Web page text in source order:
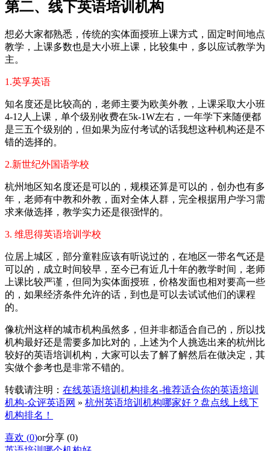
第二、线下英语培训机构
想必大家都熟悉，传统的实体面授班上课方式，固定时间地点
教学，上课多数也是大小班上课，比较集中，多以应试教学为
主。
1.英孚英语
知名度还是比较高的，老师主要为欧美外教，上课采取大小班
4-12人上课，单个级别收费在5k-1W左右，一年学下来随便都
是三五个级别的，但如果为应付考试的话我想这种机构还是不
错的选择的。
2.新世纪外国语学校
杭州地区知名度还是可以的，规模还算是可以的，创办也有多
年，老师有中教和外教，面对全体人群，完全根据用户学习需
求来做选择，教学实力还是很强悍的。
3. 维思得英语培训学校
位居上城区，部分童鞋应该有听说过的，在地区一带名气还是
可以的，成立时间较早，至今已有近几十年的教学时间，老师
上课比较严谨，但同为实体面授班，价格发面也相对要高一些
的，如果经济条件允许的话，到也是可以去试试他们的课程
的。
像杭州这样的城市机构虽然多，但并非都适合自己的，所以找
机构最好还是需要多加比对的，上述为个人挑选出来的杭州比
较好的英语培训机构，大家可以去了解了解然后在做决定，其
实做个参考也是非常不错的。
转载请注明： 在线英语培训机构排名-推荐适合你的英语培训
机构-众评英语网 » 杭州英语培训机构哪家好？盘点线上线下
机构排名！
喜欢 (0)or分享 (0)